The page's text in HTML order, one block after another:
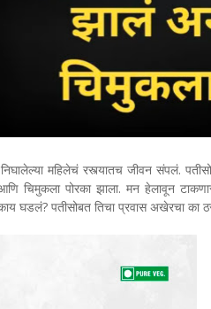
निघालेल्या महिलेचं रस्त्यातच जीवन संपलं.
चिमुकला पोरका झाला. मन हेलावून
पतीसोबत तिचा प्रवास अखेरचा का